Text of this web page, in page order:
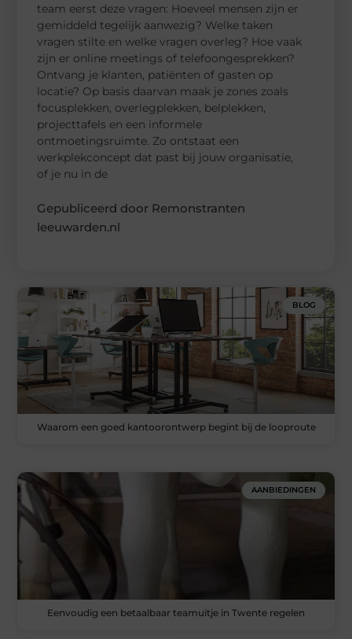
team eerst deze vragen: Hoeveel mensen zijn er
gemiddeld tegelijk aanwezig? Welke taken
vragen stilte en welke vragen overleg? Hoe vaak
zijn er online meetings of telefoongesprekken?
Ontvang je klanten, patiënten of gasten op
locatie? Op basis daarvan maak je zones zoals
focusplekken, overlegplekken, belplekken,
projecttafels en een informele
ontmoetingsruimte. Zo ontstaat een
werkplekconcept dat past bij jouw organisatie,
of je nu in de
Gepubliceerd door Remonstranten
leeuwarden.nl
BLOG
Waarom een goed kantoorontwerp begint bij de looproute
AANBIEDINGEN
Eenvoudig een betaalbaar teamuitje in Twente regelen